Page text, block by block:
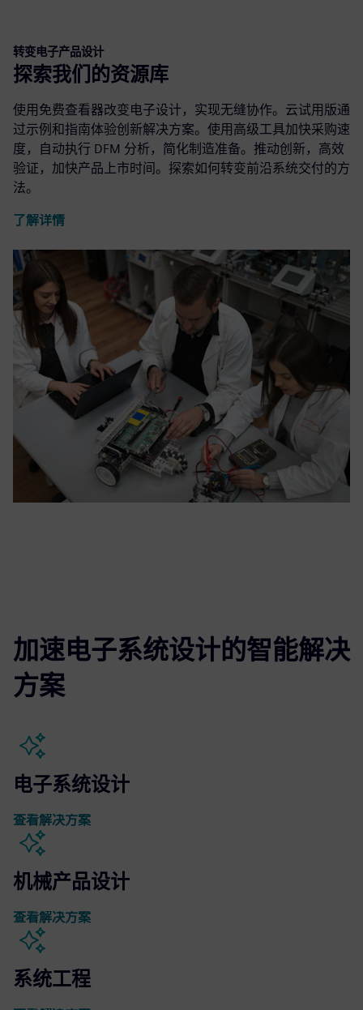
转变电子产品设计
探索我们的资源库
使用免费查看器改变电子设计，实现无缝协作。云试用版通
过示例和指南体验创新解决方案。使用高级工具加快采购速
度，自动执行 DFM 分析，简化制造准备。推动创新，高效
验证，加快产品上市时间。探索如何转变前沿系统交付的方
法。
了解详情
加速电子系统设计的智能解决
方案
电子系统设计
查看解决方案
机械产品设计
查看解决方案
系统工程